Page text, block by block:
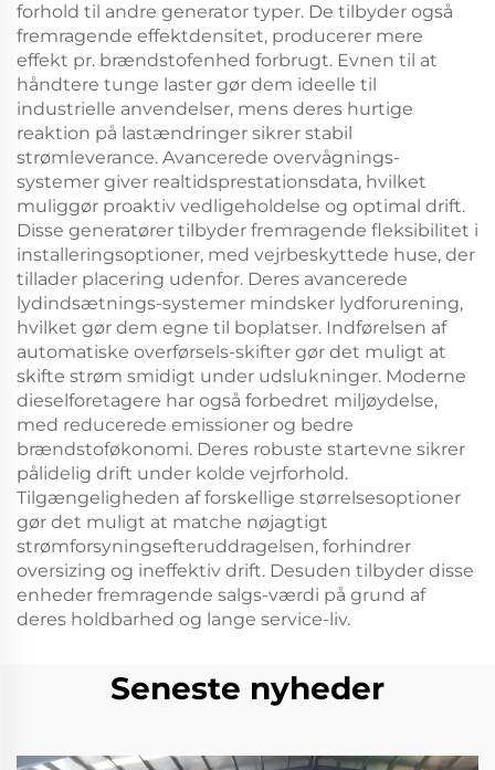
forhold til andre generator typer. De tilbyder også
fremragende effektdensitet, producerer mere
effekt pr. brændstofenhed forbrugt. Evnen til at
håndtere tunge laster gør dem ideelle til
industrielle anvendelser, mens deres hurtige
reaktion på lastændringer sikrer stabil
strømleverance. Avancerede overvågnings-
systemer giver realtidsprestationsdata, hvilket
muliggør proaktiv vedligeholdelse og optimal drift.
Disse generatører tilbyder fremragende fleksibilitet i
installeringsoptioner, med vejrbeskyttede huse, der
tillader placering udenfor. Deres avancerede
lydindsætnings-systemer mindsker lydforurening,
hvilket gør dem egne til boplatser. Indførelsen af
automatiske overførsels-skifter gør det muligt at
skifte strøm smidigt under udslukninger. Moderne
dieselforetagere har også forbedret miljøydelse,
med reducerede emissioner og bedre
brændstoføkonomi. Deres robuste startevne sikrer
pålidelig drift under kolde vejrforhold.
Tilgængeligheden af forskellige størrelsesoptioner
gør det muligt at matche nøjagtigt
strømforsyningsefteruddragelsen, forhindrer
oversizing og ineffektiv drift. Desuden tilbyder disse
enheder fremragende salgs-værdi på grund af
deres holdbarhed og lange service-liv.
Seneste nyheder